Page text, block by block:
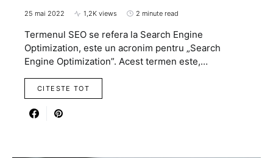
25 mai 2022 1,2K views 2 minute read
Termenul SEO se refera la Search Engine
Optimization, este un acronim pentru „Search
Engine Optimization”. Acest termen este,…
CITESTE TOT